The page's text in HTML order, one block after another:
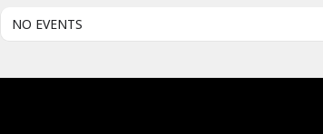
NO EVENTS